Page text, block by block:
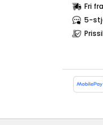
Fri
5-